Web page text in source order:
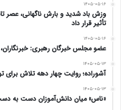
۱۴۰۵-۰۵-۱۶
وزش باد شدید و بارش ناگهانی، عصر
تأثیر قرار داد
۱۴۰۵-۰۵-۱۶
عضو مجلس خبرگان رهبری:
۱۴۰۵-۰۵-۱۳
آشوراده؛ روایت چهار دهه تلاش برای
۱۴۰۵-۰۵-۱۳
«ناس» میان دانش‌آموزان دست به